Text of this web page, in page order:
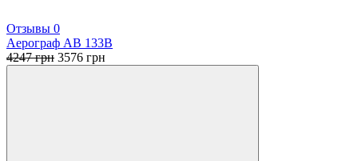
Отзывы 0
Аерограф АВ 133В
4247грн Первоначальная
3576 грн